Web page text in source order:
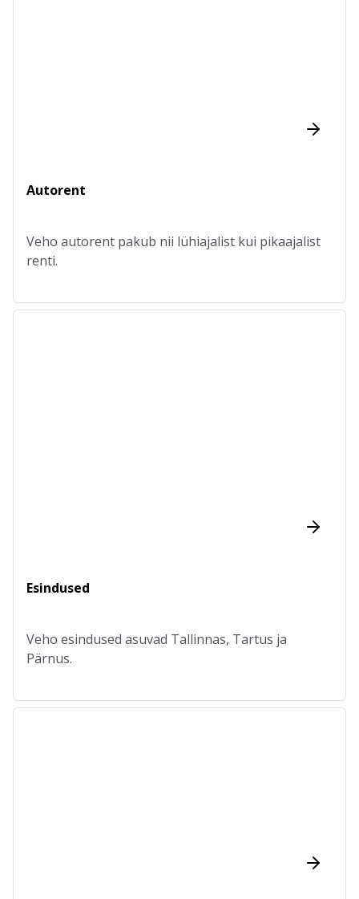
Autorent
Veho autorent pakub nii lühiajalist kui pikaajalist
renti.
Esindused
Veho esindused asuvad Tallinnas, Tartus ja
Pärnus.